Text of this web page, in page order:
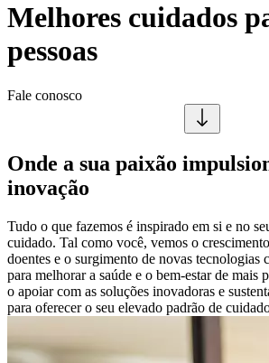
Melhores cuidados
pessoas
Fale conosco
Onde a sua paixão
inovação
Tudo o que fazemos é inspirado em si e no
cuidado. Tal como você, vemos o
doentes e o surgimento de novas tecnologias
para melhorar a saúde e o bem-estar de mais
o apoiar com as soluções inovadoras e
para oferecer o seu elevado padrão de